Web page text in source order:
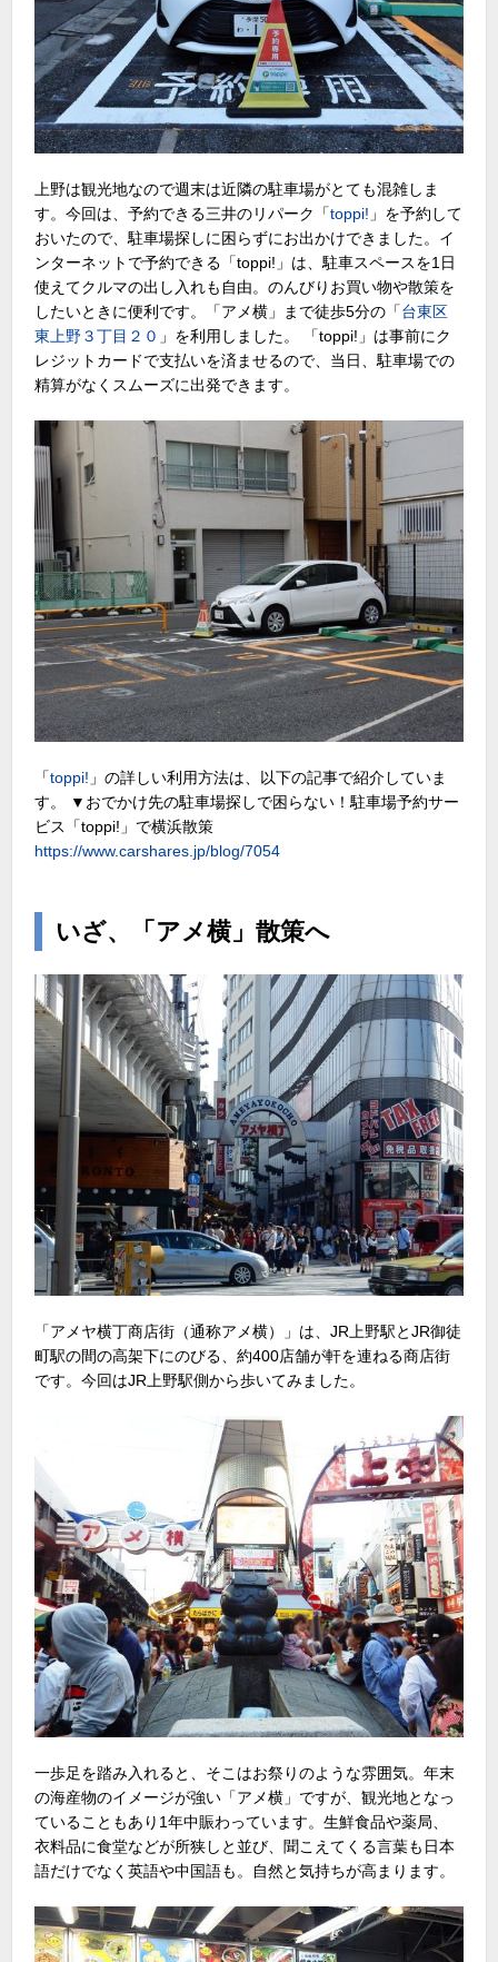
上野は観光地なので週末は近隣の駐車場がとても混雑しま
す。今回は、予約できる三井のリパーク「toppi! 」を予約して
おいたので、駐車場探しに困らずにお出かけできました。イ
ンターネットで予約できる「toppi!」は、駐車スペースを1日
使えてクルマの出し入れも自由。のんびりお買い物や散策を
したいときに便利です。「アメ横」まで徒歩5分の「台東区
東上野３丁目２０ 」を利用しました。 「toppi!」は事前にク
レジットカードで支払いを済ませるので、当日、駐車場での
精算がなくスムーズに出発できます。
「toppi! 」の詳しい利用方法は、以下の記事で紹介していま
す。 ▼おでかけ先の駐車場探しで困らない！駐車場予約サー
ビス「toppi!」で横浜散策
https://www.carshares.jp/blog/7054
いざ、「アメ横」散策へ
「アメヤ横丁商店街（通称アメ横）」は、JR上野駅とJR御徒
町駅の間の高架下にのびる、約400店舗が軒を連ねる商店街
です。今回はJR上野駅側から歩いてみました。
一歩足を踏み入れると、そこはお祭りのような雰囲気。年末
の海産物のイメージが強い「アメ横」ですが、観光地となっ
ていることもあり1年中賑わっています。生鮮食品や薬局、
衣料品に食堂などが所狭しと並び、聞こえてくる言葉も日本
語だけでなく英語や中国語も。自然と気持ちが高まります。